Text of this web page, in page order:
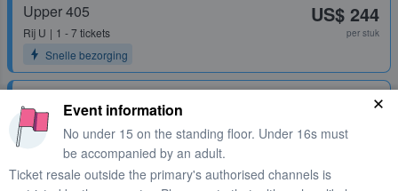
Upper 405
Rij U
1 - 7 tickets
Snelle bezorging
US$ 244
per stuk
Rij 1 ticket
US$ 249
Floor Standing
Event information
No under 15 on the standing floor. Under 16s must
be accompanied by an adult.
Ticket resale outside the primary's authorised channels is